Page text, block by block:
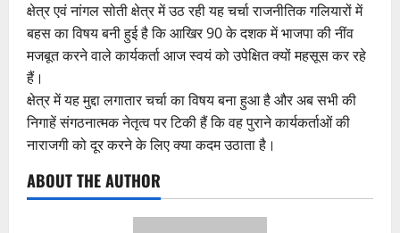
क्षेत्र एवं नांगल सोती क्षेत्र में उठ रही यह चर्चा राजनीतिक गलियारों में
बहस का विषय बनी हुई है कि आखिर 90 के दशक में भाजपा की नींव
मजबूत करने वाले कार्यकर्ता आज स्वयं को उपेक्षित क्यों महसूस कर रहे
हैं।
क्षेत्र में यह मुद्दा लगातार चर्चा का विषय बना हुआ है और अब सभी की
निगाहें संगठनात्मक नेतृत्व पर टिकी हैं कि वह पुराने कार्यकर्ताओं की
नाराजगी को दूर करने के लिए क्या कदम उठाता है।
ABOUT THE AUTHOR